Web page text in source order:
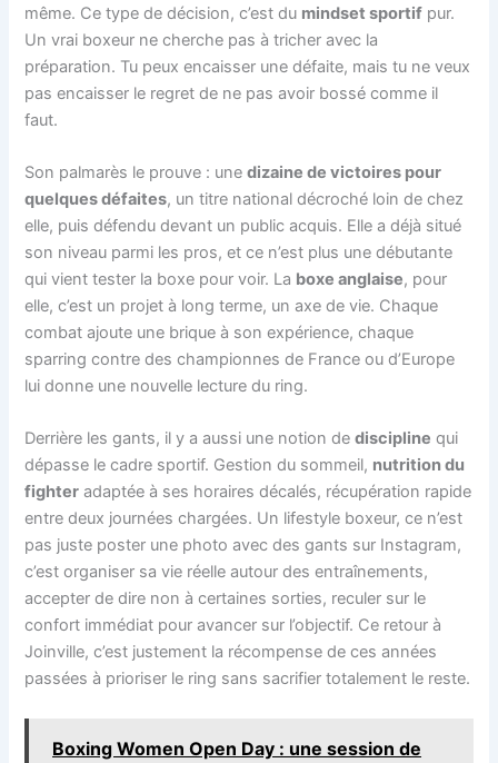
même. Ce type de décision, c’est du mindset sportif pur.
Un vrai boxeur ne cherche pas à tricher avec la
préparation. Tu peux encaisser une défaite, mais tu ne veux
pas encaisser le regret de ne pas avoir bossé comme il
faut.
Son palmarès le prouve : unedizaine de victoires pour
quelques défaites, un titre national décroché loin de chez
elle, puis défendu devant un public acquis. Elle a déjà situé
son niveau parmi les pros, et ce n’est plus une débutante
qui vient tester la boxe pour voir. La boxe anglaise, pour
elle, c’est un projet à long terme, un axe de vie. Chaque
combat ajoute une brique à son expérience, chaque
sparring contre des championnes de France ou d’Europe
lui donne une nouvelle lecture du ring.
Derrière les gants, il y a aussi une notion dediscipline qui
dépasse le cadre sportif. Gestion du sommeil, nutrition du
fighter adaptée à ses horaires décalés, récupération rapide
entre deux journées chargées. Un lifestyle boxeur, ce n’est
pas juste poster une photo avec des gants sur Instagram,
c’est organiser sa vie réelle autour des entraînements,
accepter de dire non à certaines sorties, reculer sur le
confort immédiat pour avancer sur l’objectif. Ce retour à
Joinville, c’est justement la récompense de ces années
passées à prioriser le ring sans sacrifier totalement le reste.
Boxing Women Open Day : une session de